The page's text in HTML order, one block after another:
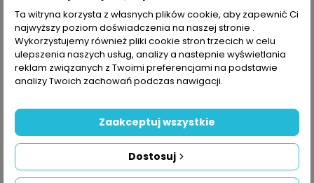
Do wklejenia rury 90 mm. Regulacja przepływu
poprzez obrót pokrywy
Powierzchnia przepływu 0,015m2. Przepływ 0,4m/s
(0,20 m3/h)
Maksymalny zalecany przepływ 26m3/h (0,5m/s)
Dysze zasysające dostarczane z uszczelkami ,
kołnierzami i śrubami
Ta witryna korzysta z własnych plików cookie, aby zapewnić Ci
najwyższy poziom doświadczenia na naszej stronie .
Wykorzystujemy również pliki cookie stron trzecich w celu
ulepszenia naszych usług, analizy a nastepnie wyświetlania
reklam związanych z Twoimi preferencjami na podstawie
analizy Twoich zachowań podczas nawigacji.
Dostosuj
Zaakceptuj wszystkie